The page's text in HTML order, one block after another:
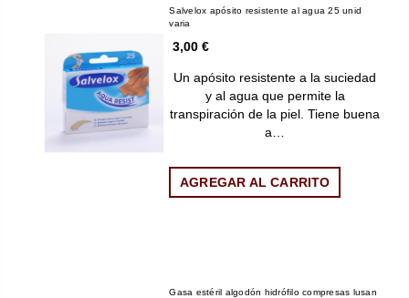
Salvelox apósito resistente al agua 25 unid
varia
3,00 €
Un apósito resistente a la suciedad
y al agua que permite la
transpiración de la piel. Tiene buena
a…
AGREGAR AL CARRITO
Gasa estéril algodón hidrófilo compresas lusan